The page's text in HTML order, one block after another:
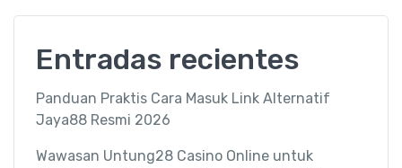
Entradas recientes
Panduan Praktis Cara Masuk Link Alternatif
Jaya88 Resmi 2026
Wawasan Untung28 Casino Online untuk